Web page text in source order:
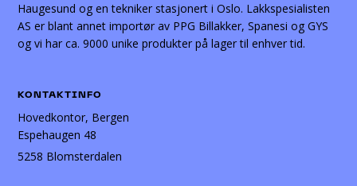
Haugesund og en tekniker stasjonert i Oslo. Lakkspesialisten
AS er blant annet importør av PPG Billakker, Spanesi og GYS
og vi har ca. 9000 unike produkter på lager til enhver tid.
KONTAKTINFO
Hovedkontor, Bergen
Espehaugen 48
5258 Blomsterdalen